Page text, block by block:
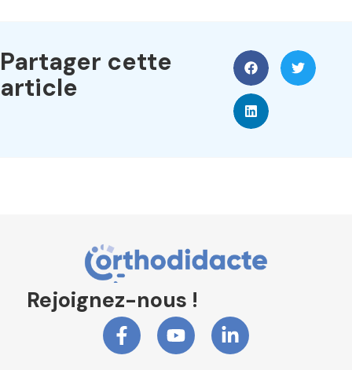
Partager cette
article
Rejoignez-nous !